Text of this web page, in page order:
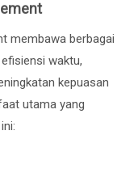
membawa berbagai
waktu,
kepuasan
utama yang